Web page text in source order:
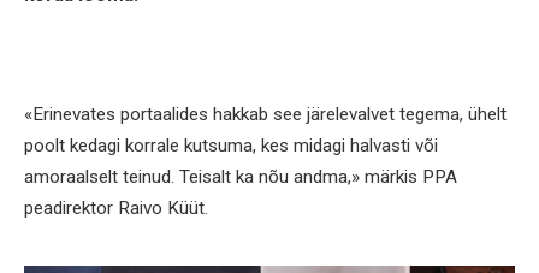
«Erinevates portaalides hakkab see järelevalvet tegema, ühelt
poolt kedagi korrale kutsuma, kes midagi halvasti või
amoraalselt teinud. Teisalt ka nõu andma,» märkis PPA
peadirektor Raivo Küüt.